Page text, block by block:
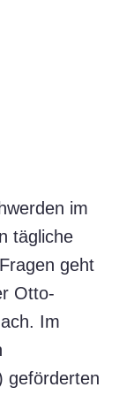
im
tägliche
geht
Otto-
Im
geförderten